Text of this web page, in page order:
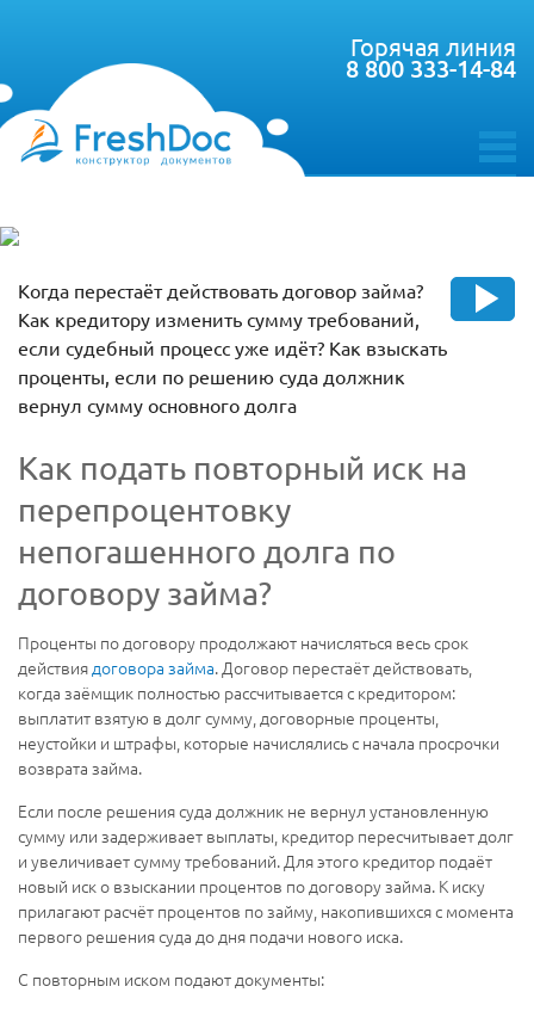
toggle
Горячая линия
8 800 333-14-84
Когда перестаёт действовать договор займа?
Как кредитору изменить сумму требований,
если судебный процесс уже идёт? Как взыскать
проценты, если по решению суда должник
вернул сумму основного долга
Как подать повторный иск на
перепроцентовку
непогашенного долга по
договору займа?
Проценты по договору продолжают начисляться весь срок
действиядоговора займа. Договор перестаёт действовать,
когда заёмщик полностью рассчитывается с кредитором:
выплатит взятую в долг сумму, договорные проценты,
неустойки и штрафы, которые начислялись с начала просрочки
возврата займа.
Если после решения суда должник не вернул установленную
сумму или задерживает выплаты, кредитор пересчитывает долг
и увеличивает сумму требований. Для этого кредитор подаёт
новый иск о взыскании процентов по договору займа. К иску
прилагают расчёт процентов по займу, накопившихся с момента
первого решения суда до дня подачи нового иска.
С повторным иском подают документы: